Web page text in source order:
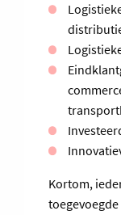
Kortom,